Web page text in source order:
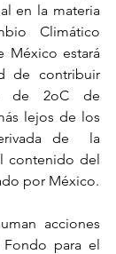
en la materia
Climático
México estará
de contribuir
de 2oC de
lejos de los
de  la
contenido del
acciones
para el